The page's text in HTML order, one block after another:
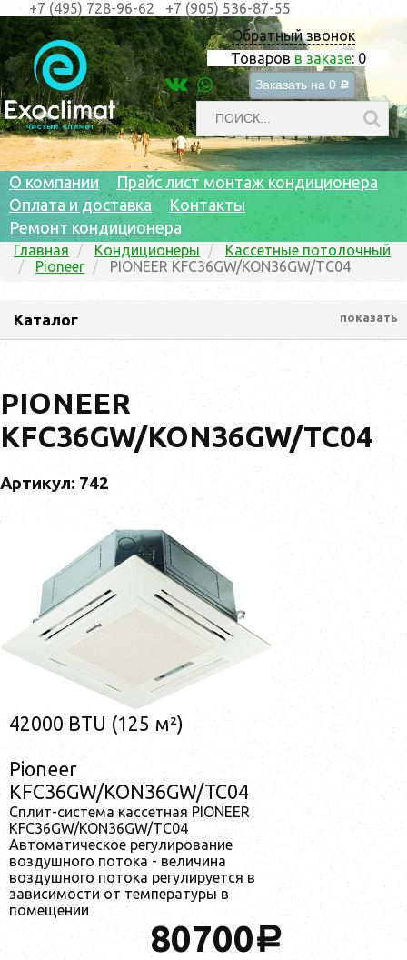
Обратный звонок
Товаров в заказе: 0
Заказать на 0 c
+7 (495) 728-96-62 +7 (905) 536-87-55
О компании
Прайс лист монтаж кондиционера
Оплата и доставка
Контакты
Ремонт кондиционера
Главная Кондиционеры
Кассетные потолочный
Pioneer
PIONEER KFC36GW/KON36GW/TC04
Каталог показать
PIONEER
KFC36GW/KON36GW/TC04
Артикул: 742
42000 BTU (125 м²)
Pioneer
KFC36GW/KON36GW/TC04
Сплит-система кассетная PIONEER
KFC36GW/KON36GW/TC04
Автоматическое регулирование
воздушного потока - величина
воздушного потока регулируется в
зависимости от температуры в
помещении
80700a